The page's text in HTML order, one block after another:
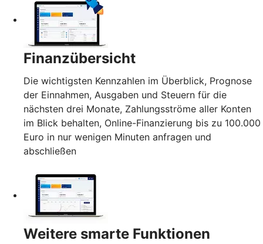
Finanzübersicht
Die wichtigsten Kennzahlen im Überblick, Prognose
der Einnahmen, Ausgaben und Steuern für die
nächsten drei Monate, Zahlungsströme aller Konten
im Blick behalten, Online-Finanzierung bis zu 100.000
Euro in nur wenigen Minuten anfragen und
abschließen
Weitere smarte Funktionen